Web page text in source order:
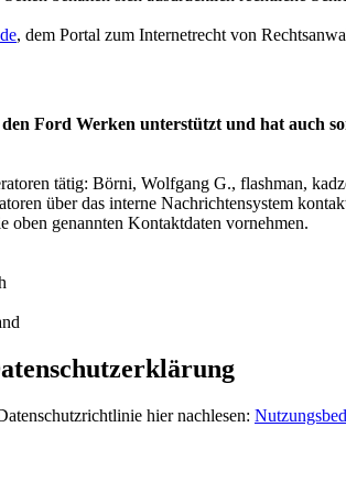
, dem Portal zum Internetrecht von
Ford Werken unterstützt und hat auch
tätig: Börni, Wolfgang G., flashman,
über das interne Nachrichtensystem
genannten Kontaktdaten vornehmen.
hier nachlesen: